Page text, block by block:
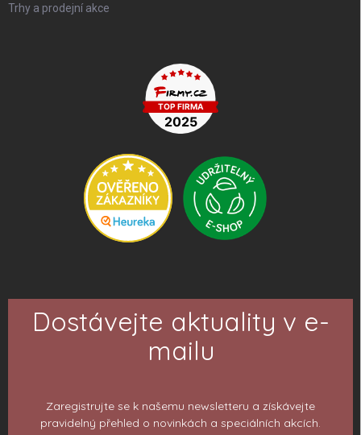
Trhy a prodejní akce
Dostávejte aktuality v e-
mailu
Zaregistrujte se k našemu newsletteru a získávejte
pravidelný přehled o novinkách a speciálních akcích.